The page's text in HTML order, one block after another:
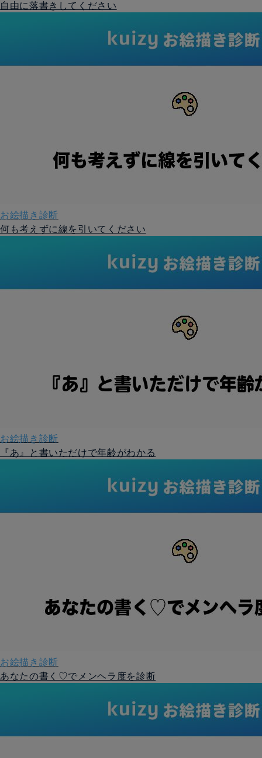
自由に落書きしてください
お絵描き診断
何も考えずに線を引いてください
お絵描き診断
『あ』と書いただけで年齢がわかる
お絵描き診断
あなたの書く♡でメンヘラ度を診断